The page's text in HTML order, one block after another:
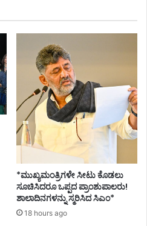
*ಮುಖ್ಯಮಂತ್ರಿಗಳೇ ಸೀಟು ಕೊಡಲು
ಸೂಚಿಸಿದರೂ ಒಪ್ಪದ ಪ್ರಾಂಶುಪಾಲರು!
ಶಾಲಾದಿನಗಳನ್ನು ಸ್ಮರಿಸಿದ ಸಿಎಂ*
18 hours ago